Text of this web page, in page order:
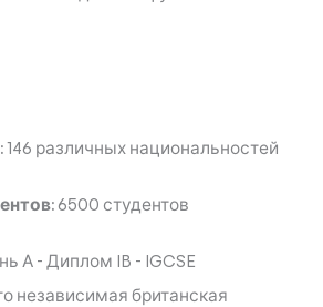
146 различных национальностей
6500 студентов
А - Диплом IB - IGCSE
независимая британская